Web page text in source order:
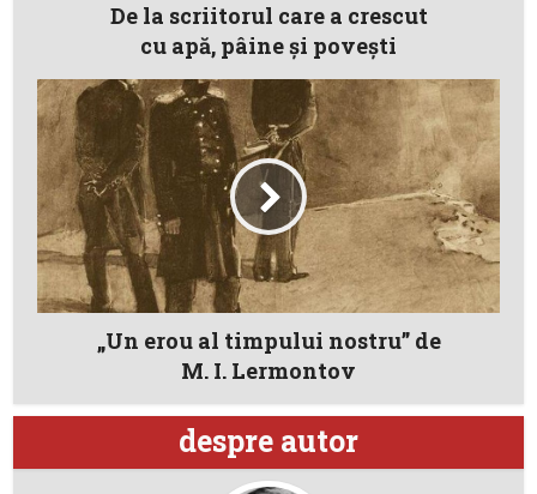
De la scriitorul care a crescut
cu apă, pâine şi poveşti
„Un erou al timpului nostru” de
M. I. Lermontov
despre autor